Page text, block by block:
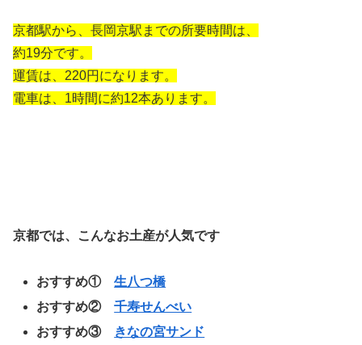
京都駅から、長岡京駅までの所要時間は、
約19分です。
運賃は、220円になります。
電車は、1時間に約12本あります。
京都では、こんなお土産が人気です
おすすめ①生八つ橋
おすすめ②千寿せんべい
おすすめ③
きなの宮サンド